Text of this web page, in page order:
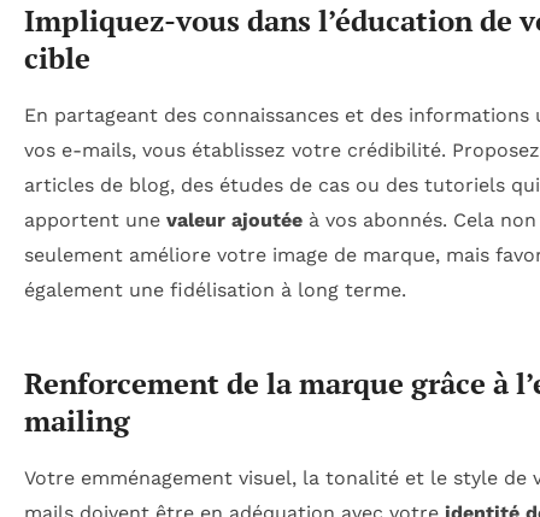
Impliquez-vous dans l’éducation de
cible
En partageant des connaissances et des informations
vos e-mails, vous établissez votre crédibilité.
articles de blog, des études de cas ou des tutoriels qui
apportent une valeur ajoutée à vos abonnés. Cela non
seulement améliore votre image de marque, mais
également une fidélisation à long terme.
Renforcement de la marque grâce à
mailing
Votre emménagement visuel, la tonalité et le style de